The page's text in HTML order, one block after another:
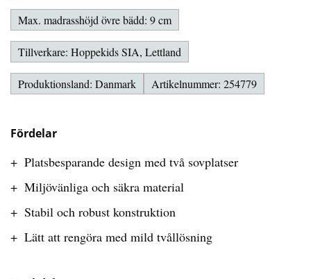
Fördelar
Platsbesparande design med två sovplatser
Miljövänliga och säkra material
Stabil och robust konstruktion
Lätt att rengöra med mild tvållösning
Max. madrasshöjd övre bädd: 9 cm
Tillverkare: Hoppekids SIA, Lettland
Produktionsland: Danmark Artikelnummer: 254779